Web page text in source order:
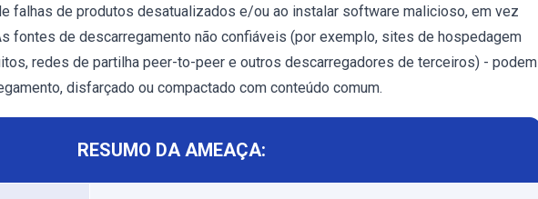
falhas de produtos desatualizados e/ou ao instalar software malicioso, em vez
fontes de descarregamento não confiáveis (por exemplo, sites de hospedagem
redes de partilha peer-to-peer e outros descarregadores de terceiros) - podem
disfarçado ou compactado com conteúdo comum.
RESUMO DA AMEAÇA: